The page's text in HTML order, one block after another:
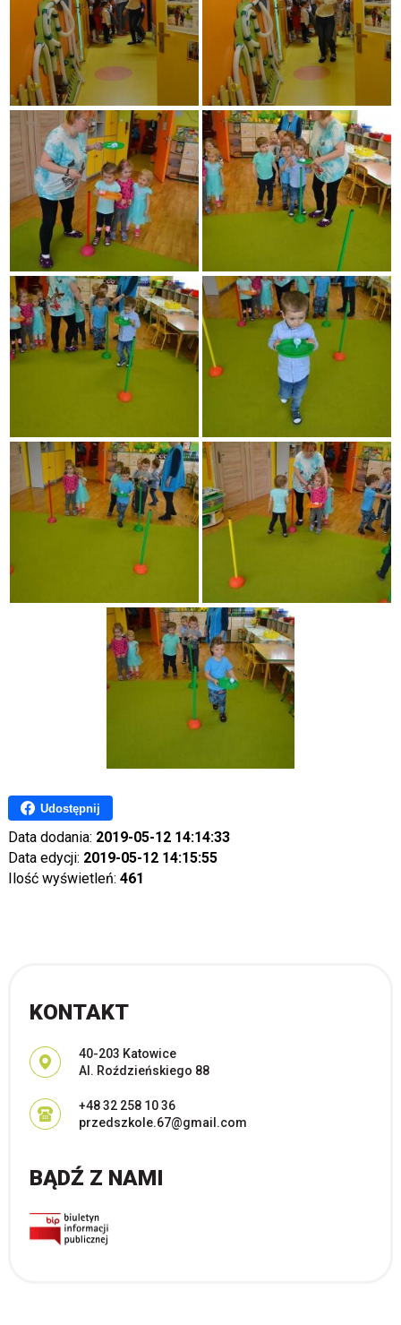
Udostępnij
Data dodania: 2019-05-12 14:14:33
Data edycji: 2019-05-12 14:15:55
Ilość wyświetleń: 461
KONTAKT
Adres pocztowy:
40-203 Katowice
Al. Roździeńskiego 88
+48 32 258 10 36
przedszkole.67@gmail.com
BĄDŹ Z NAMI